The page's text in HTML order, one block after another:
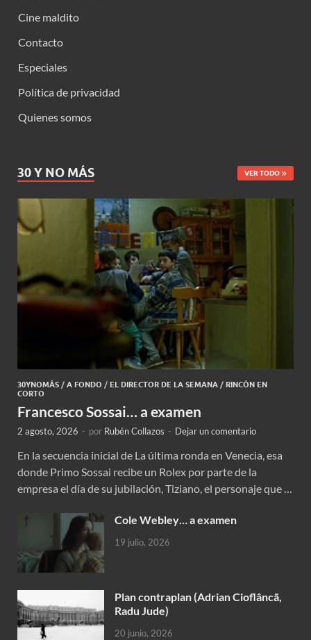
Cine maldito
Contacto
Especiales
Política de privacidad
Quienes somos
30 Y NO MÁS VER TODO
30YNOMÁS / A FONDO / EL DIRECTOR DE LA SEMANA / RINCÓN EN
CORTO
Francesco Sossai… a examen
2 agosto, 2026 - por Rubén Collazos - Dejar un comentario
En la secuencia inicial de La última ronda en Venecia, esa
donde Primo Sossai recibe un Rolex por parte de la
empresa el día de su jubilación, Tiziano, el personaje que …
Cole Webley… a examen
19 julio, 2026
Plan contraplan (Adrian Cioflâncã,
Radu Jude)
20 junio, 2026